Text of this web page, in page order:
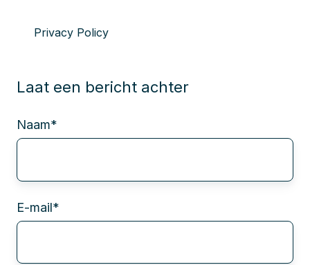
Privacy Policy
Laat een bericht achter
Naam*
E-mail*